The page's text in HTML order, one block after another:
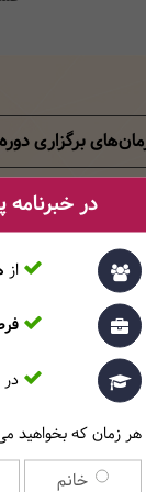
برگزاری
2
روز برگزاری
چهارشنبه
عصرها
صبح‌ها
در
از
هر زمان که بخواهید
خانم